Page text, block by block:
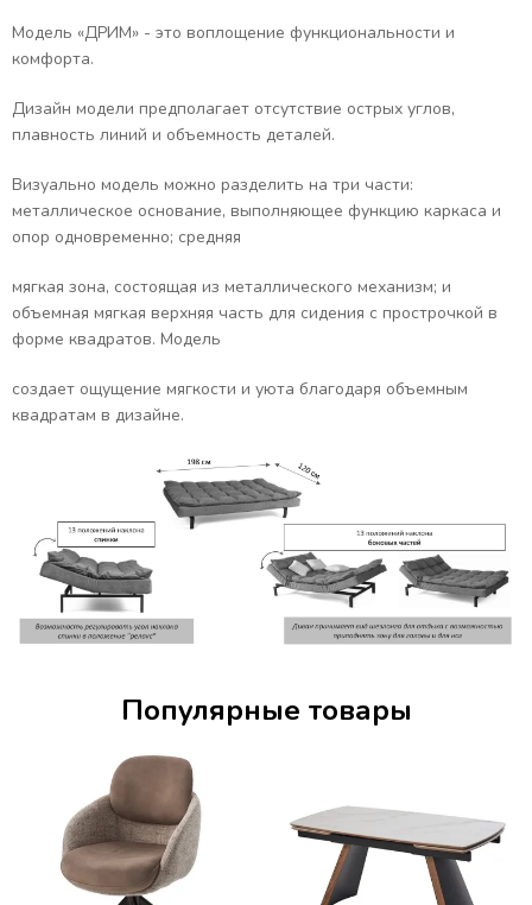
Модель «ДРИМ» - это воплощение функциональности и
комфорта.
Дизайн модели предполагает отсутствие острых углов,
плавность линий и объемность деталей.
Визуально модель можно разделить на три части:
металлическое основание, выполняющее функцию каркаса и
опор одновременно; средняя
мягкая зона, состоящая из металлического механизм; и
объемная мягкая верхняя часть для сидения с прострочкой в
форме квадратов. Модель
создает ощущение мягкости и уюта благодаря объемным
квадратам в дизайне.
Популярные товары